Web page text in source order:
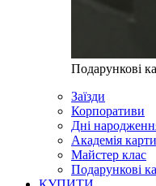
Подарункові
Заїзди
Корпоративи
Дні
Академія
Майстер клас
Подарункові